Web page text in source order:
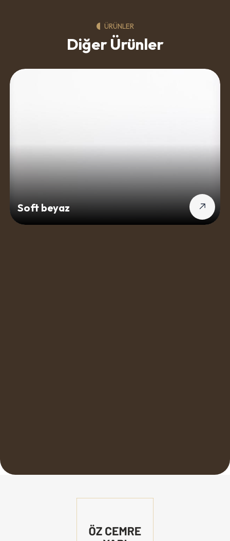
ÜRÜNLER
Diğer Ürünler
Soft beyaz